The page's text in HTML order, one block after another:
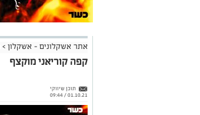
אתר אשקלונים - אשקלון >
קפה קוריאני מוקצף
תוכן שיווקי
01.10.21 / 09:44